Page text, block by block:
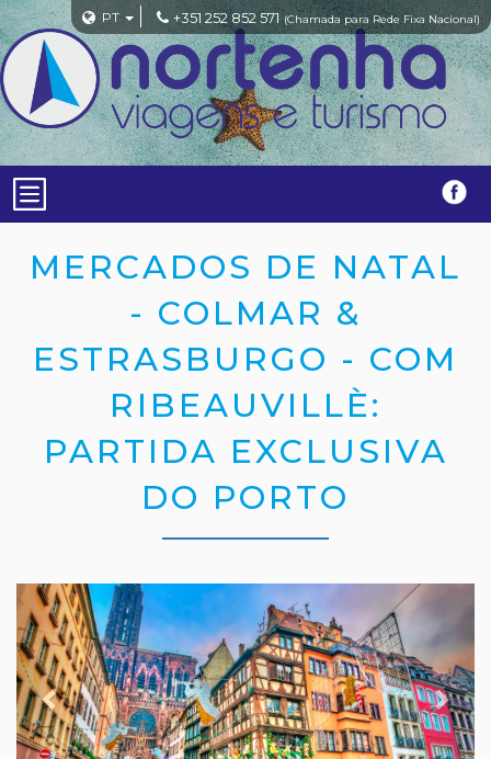
PT +351 252 852 571 (Chamada para Rede Fixa Nacional)
MERCADOS DE NATAL
- COLMAR &
ESTRASBURGO - COM
RIBEAUVILLÈ:
PARTIDA EXCLUSIVA
DO PORTO
Previous